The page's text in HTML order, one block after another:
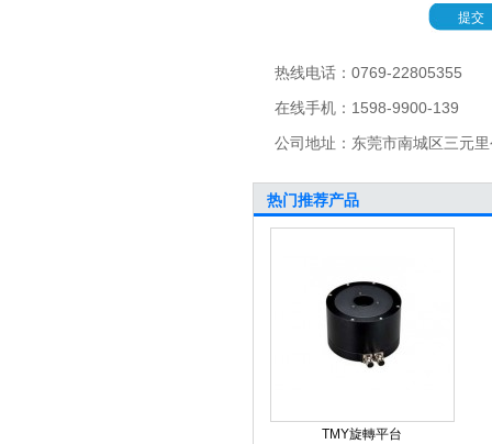
热线电话：0769-22805355
在线手机：1598-9900-139
公司地址：东莞市南城区三元
热门推荐产品
TMY旋轉平台